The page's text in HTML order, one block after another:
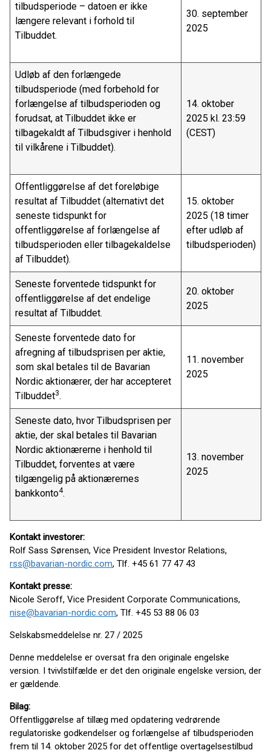
tilbudsperiode – datoen er ikke
længere relevant i forhold til
Tilbuddet.
30. september
2025
Udløb af den forlængede
tilbudsperiode (med forbehold for
forlængelse af tilbudsperioden og
forudsat, at Tilbuddet ikke er
tilbagekaldt af Tilbudsgiver i henhold
til vilkårene i Tilbuddet).
14. oktober
2025 kl. 23:59
(CEST)
Offentliggørelse af det foreløbige
resultat af Tilbuddet (alternativt det
seneste tidspunkt for
offentliggørelse af forlængelse af
tilbudsperioden eller tilbagekaldelse
af Tilbuddet).
15. oktober
2025 (18 timer
efter udløb af
tilbudsperioden)
Seneste forventede tidspunkt for
offentliggørelse af det endelige
resultat af Tilbuddet.
20. oktober
2025
Seneste forventede dato for
afregning af tilbudsprisen per aktie,
som skal betales til de Bavarian
Nordic aktionærer, der har accepteret
Tilbuddet3.
11. november
2025
Seneste dato, hvor Tilbudsprisen per
aktie, der skal betales til Bavarian
Nordic aktionærerne i henhold til
Tilbuddet, forventes at være
tilgængelig på aktionærernes
bankkonto4.
13. november
2025
Kontakt investorer:
Rolf Sass Sørensen, Vice President Investor Relations,
rss@bavarian-nordic.com, Tlf. +45 61 77 47 43
Kontakt presse:
Nicole Seroff, Vice President Corporate Communications,
nise@bavarian-nordic.com, Tlf. +45 53 88 06 03
Selskabsmeddelelse nr. 27 / 2025
Denne meddelelse er oversat fra den originale engelske
version. I tvivlstilfælde er det den originale engelske version, der
er gældende.
Bilag:
Offentliggørelse af tillæg med opdatering vedrørende
regulatoriske godkendelser og forlængelse af tilbudsperioden
frem til 14. oktober 2025 for det offentlige overtagelsestilbud